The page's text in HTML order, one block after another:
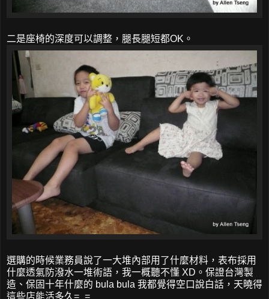
二是座椅的深度可以調整，腿長腿短都OK。
選購的時候業務員說了一大堆內部用了什麼材料，表布採用
什麼透氣防潑水一堆術語，我一概聽不懂 XD。保證台灣製
造、保固十年什麼的 bula bula 我都覺得空口說白話，天曉得
這些店能活多久=_=